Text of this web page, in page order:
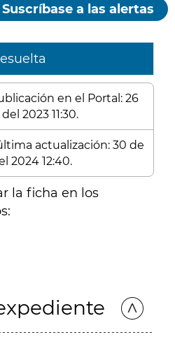
Suscríbase a las alertas
en el Portal: 26
2023 11:30.
actualización: 30 de
2024 12:40.
la ficha en los